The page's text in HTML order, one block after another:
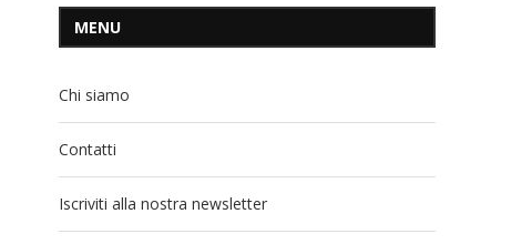
MENU
Chi siamo
Contatti
Iscriviti alla nostra newsletter